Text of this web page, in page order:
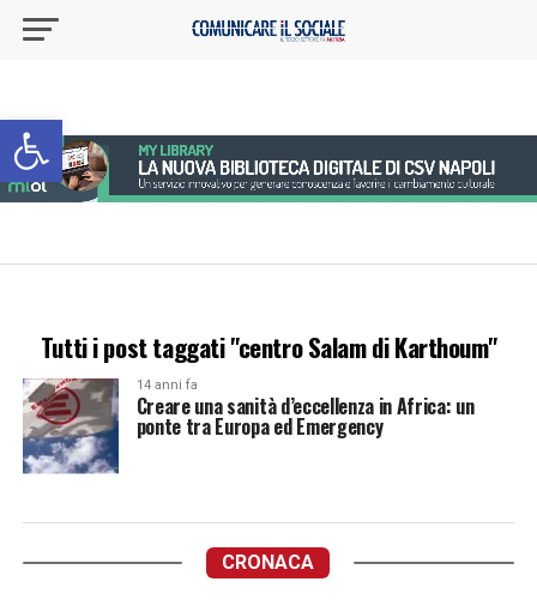
Apri la barra degli strumenti
Tutti i post taggati "centro Salam di Karthoum"
14 anni fa
Creare una sanità d’eccellenza in Africa: un
ponte tra Europa ed Emergency
CRONACA